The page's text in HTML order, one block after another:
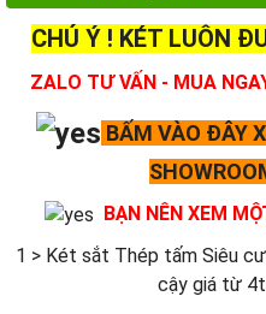
CHÚ Ý ! KÉT LUÔN
ZALO TƯ VẤN - MUA
BẤM VÀO ĐÂY
BẠN NÊN XEM
1 > Két sắt Thép tấm Siêu
cậy giá từ